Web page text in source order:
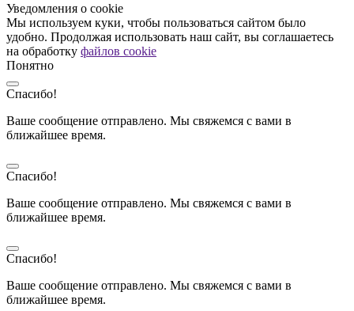
Уведомления о cookie
Мы используем куки, чтобы пользоваться сайтом было
удобно. Продолжая использовать наш сайт, вы соглашаетесь
на обработку файлов cookie
Понятно
Спасибо!
Ваше сообщение отправлено. Мы свяжемся с вами в
ближайшее время.
Спасибо!
Ваше сообщение отправлено. Мы свяжемся с вами в
ближайшее время.
Спасибо!
Ваше сообщение отправлено. Мы свяжемся с вами в
ближайшее время.